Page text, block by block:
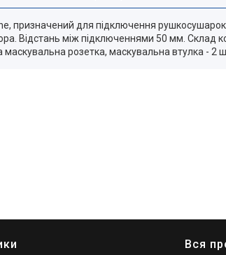
призначений для підключення
Відстань між підключеннями 50 мм.
маскувальна розетка, маскувальна втулка - 2
Вся